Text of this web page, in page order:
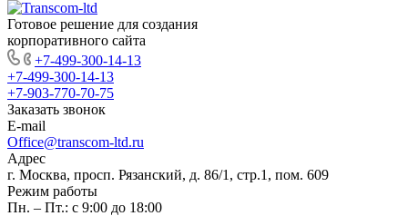
Готовое решение для создания
корпоративного сайта
+7-499-300-14-13
+7-499-300-14-13
+7-903-770-70-75
Заказать звонок
E-mail
Office@transcom-ltd.ru
Адрес
г. Москва, просп. Рязанский, д. 86/1, стр.1, пом. 609
Режим работы
Пн. – Пт.: с 9:00 до 18:00